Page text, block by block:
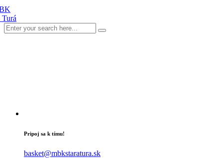
Pripoj sa k tímu!
basket@mbkstaratura.sk